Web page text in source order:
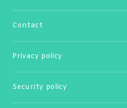
Contact
Privacy policy
Security policy